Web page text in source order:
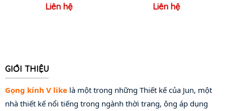
Liên hệ
Liên hệ
GIỚI THIỆU
Gọng kính V like là một trong những Thiết kế của Jun, một
nhà thiết kế nổi tiếng trong ngành thời trang, ông áp dụng